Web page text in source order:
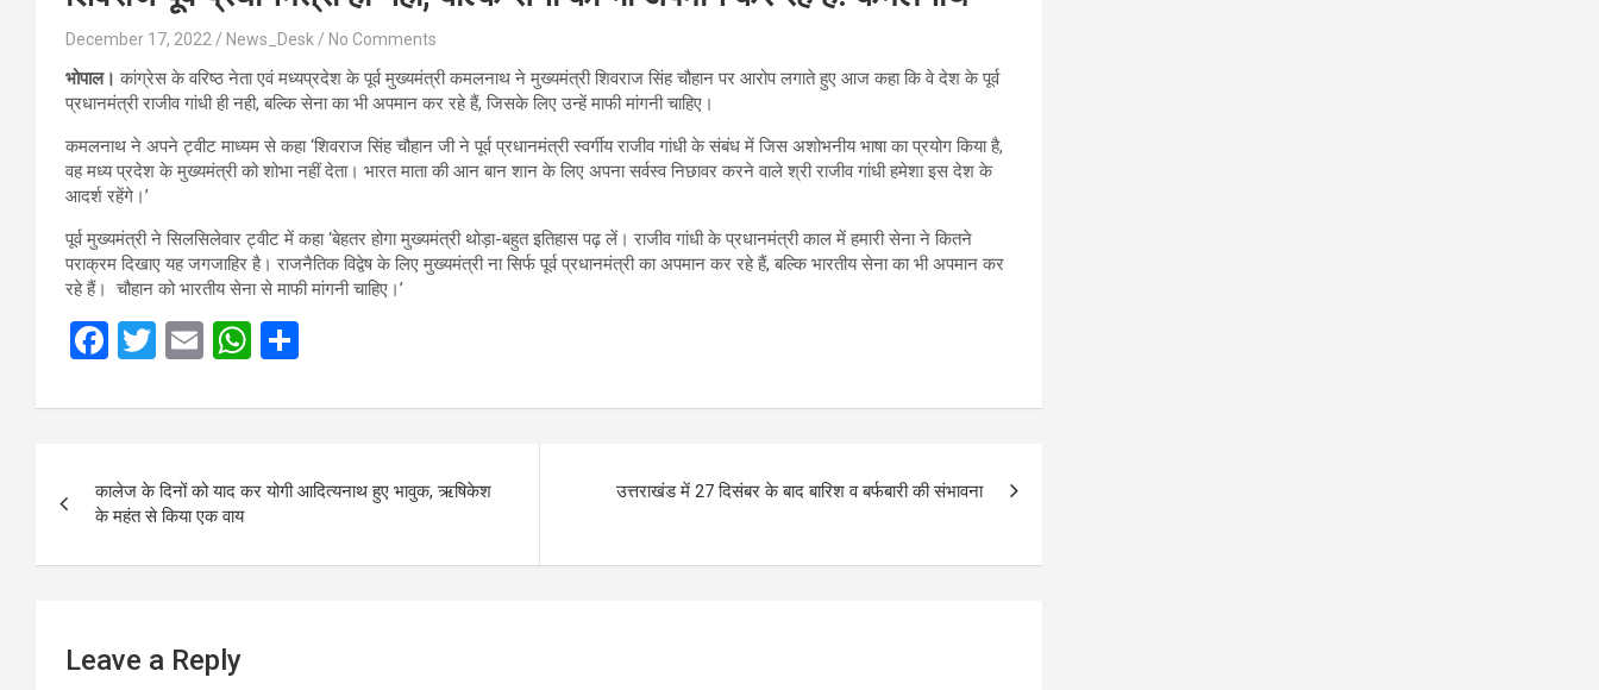
December 17, 2022 News_Desk No Comments
भोपाल।कांग्रेस के वरिष्ठ नेता एवं मध्यप्रदेश के पूर्व मुख्यमंत्री कमलनाथ ने मुख्यमंत्री शिवराज सिंह चौहान पर आरोप लगाते हुए आज कहा कि वे देश के पूर्व
प्रधानमंत्री राजीव गांधी ही नही, बल्कि सेना का भी अपमान कर रहे हैं, जिसके लिए उन्हें माफी मांगनी चाहिए।
कमलनाथ ने अपने ट्वीट माध्यम से कहा ‘शिवराज सिंह चौहान जी ने पूर्व प्रधानमंत्री स्वर्गीय राजीव गांधी के संबंध में जिस अशोभनीय भाषा का प्रयोग किया है,
वह मध्य प्रदेश के मुख्यमंत्री को शोभा नहीं देता। भारत माता की आन बान शान के लिए अपना सर्वस्व निछावर करने वाले श्री राजीव गांधी हमेशा इस देश के
आदर्श रहेंगे।’
पूर्व मुख्यमंत्री ने सिलसिलेवार ट्वीट में कहा ‘बेहतर होगा मुख्यमंत्री थोड़ा-बहुत इतिहास पढ़ लें। राजीव गांधी के प्रधानमंत्री काल में हमारी सेना ने कितने
पराक्रम दिखाए यह जगजाहिर है। राजनैतिक विद्वेष के लिए मुख्यमंत्री ना सिर्फ पूर्व प्रधानमंत्री का अपमान कर रहे हैं, बल्कि भारतीय सेना का भी अपमान कर
रहे हैं। चौहान को भारतीय सेना से माफी मांगनी चाहिए।’
F
ce
o
o
k
T
tt
E
ail
W
at
A
p
ar
navigation
कालेज के दिनों को याद कर योगी आदित्यनाथ हुए भावुक, ऋषिकेश
के महंत से किया एक वाय
उत्तराखंड में 27 दिसंबर के बाद बारिश व बर्फबारी की संभावना
Leave a Reply